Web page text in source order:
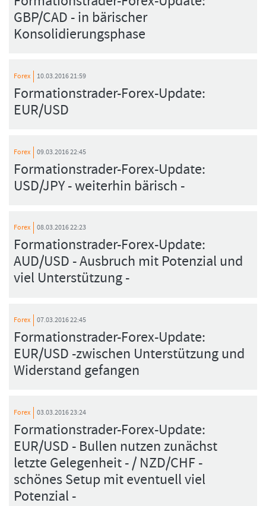
GBP/CAD - in bärischer
Konsolidierungsphase
Forex 10.03.2016 21:59
Formationstrader-Forex-Update:
EUR/USD
Forex 09.03.2016 22:45
Formationstrader-Forex-Update:
USD/JPY - weiterhin bärisch -
Forex 08.03.2016 22:23
Formationstrader-Forex-Update:
AUD/USD - Ausbruch mit Potenzial und
viel Unterstützung -
Forex 07.03.2016 22:45
Formationstrader-Forex-Update:
EUR/USD -zwischen Unterstützung und
Widerstand gefangen
Forex 03.03.2016 23:24
Formationstrader-Forex-Update:
EUR/USD - Bullen nutzen zunächst
letzte Gelegenheit - / NZD/CHF -
schönes Setup mit eventuell viel
Potenzial -